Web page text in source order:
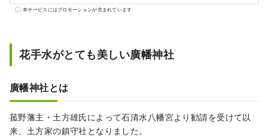
車で約60分、ナガシマリゾートやなばなの
なお料理にも魅力がたっぷり！ お子様大歓迎
で楽しいことがいっぱいの温泉宿は小さなお
だいております。
本サービスにはプロモーションが含まれています
花手水がとても美しい廣幡神社
廣幡神社とは
菰野藩主・土方雄氏によって石清水八幡宮より勧請を受けて以
来、土方家の鎮守社となりました。